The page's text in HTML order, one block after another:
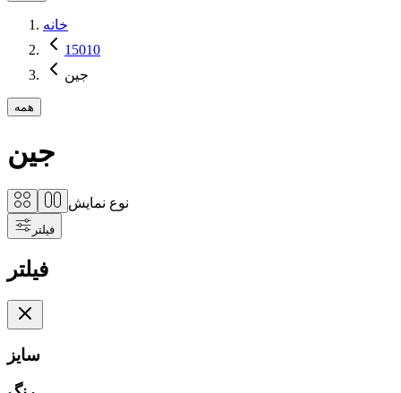
خانه
15010
جین
همه
جین
نوع نمایش
فیلتر
فیلتر
سایز